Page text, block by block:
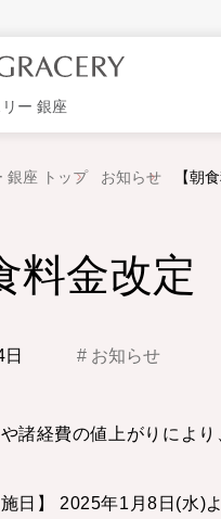
ー 銀座
銀座 トップ お知らせ 【朝
料金改定
お知らせ
諸経費の値上がりによ
施日】 2025年1月8日(水)